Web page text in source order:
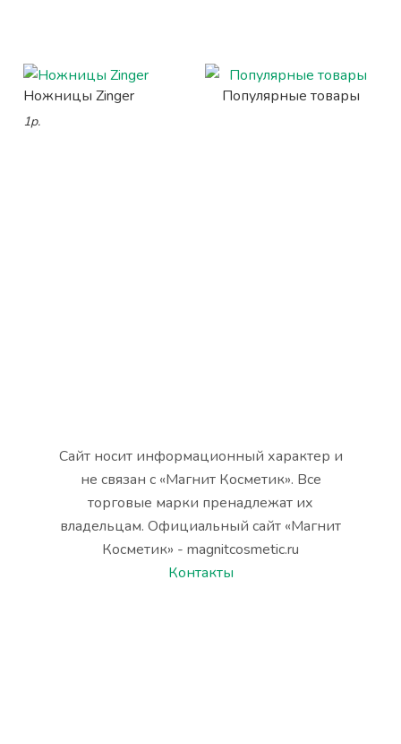
Ножницы Zinger
1р.
Популярные товары
Сайт носит информационный характер и
не связан с «Магнит Косметик». Все
торговые марки пренадлежат их
владельцам. Официальный сайт «Магнит
Косметик» - magnitcosmetic.ru
Контакты